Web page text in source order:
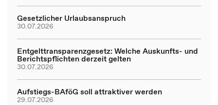
Gesetzlicher Urlaubsanspruch
30.07.2026
Entgelttransparenzgesetz: Welche Auskunfts- und
Berichtspflichten derzeit gelten
30.07.2026
Aufstiegs-BAföG soll attraktiver werden
29.07.2026